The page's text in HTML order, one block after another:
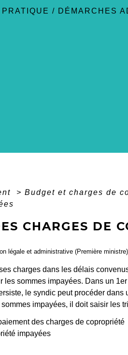
PRATIQUE / DÉMARCHES
> Budget et charges de
CHARGES DE
légale et administrative (Première ministre)
charges dans les délais
les sommes impayées. Dans un 1er
le syndic peut procéder dans
impayées, il doit saisir les
impayées